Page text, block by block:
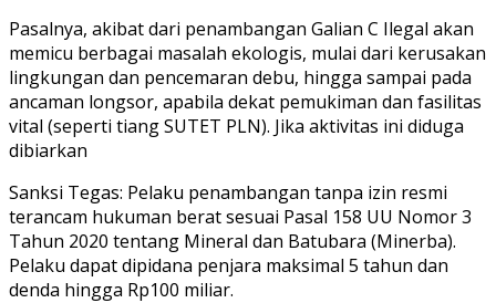
Pasalnya, akibat dari penambangan Galian C Ilegal akan
memicu berbagai masalah ekologis, mulai dari kerusakan
lingkungan dan pencemaran debu, hingga sampai pada
ancaman longsor, apabila dekat pemukiman dan fasilitas
vital (seperti tiang SUTET PLN). Jika aktivitas ini diduga
dibiarkan
Sanksi Tegas: Pelaku penambangan tanpa izin resmi
terancam hukuman berat sesuai Pasal 158 UU Nomor 3
Tahun 2020 tentang Mineral dan Batubara (Minerba).
Pelaku dapat dipidana penjara maksimal 5 tahun dan
denda hingga Rp100 miliar.